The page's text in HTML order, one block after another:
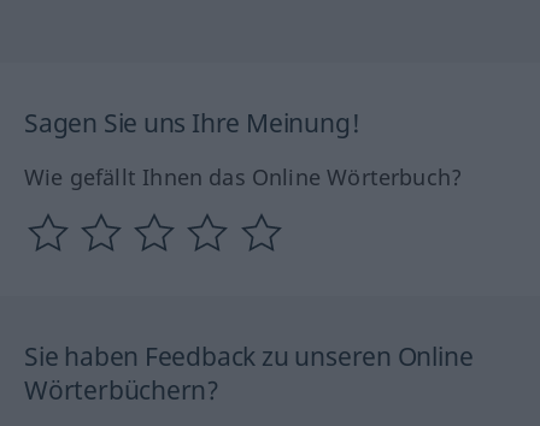
Sagen Sie uns Ihre Meinung!
Wie gefällt Ihnen das Online Wörterbuch?
Sie haben Feedback zu unseren Online
Wörterbüchern?